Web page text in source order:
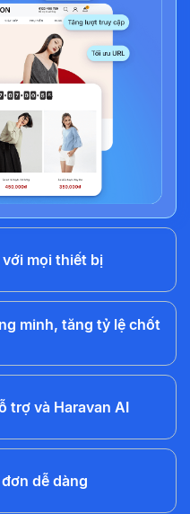
mọi thiết bị
minh, tăng tỷ lệ chốt
trợ và Haravan AI
dễ dàng